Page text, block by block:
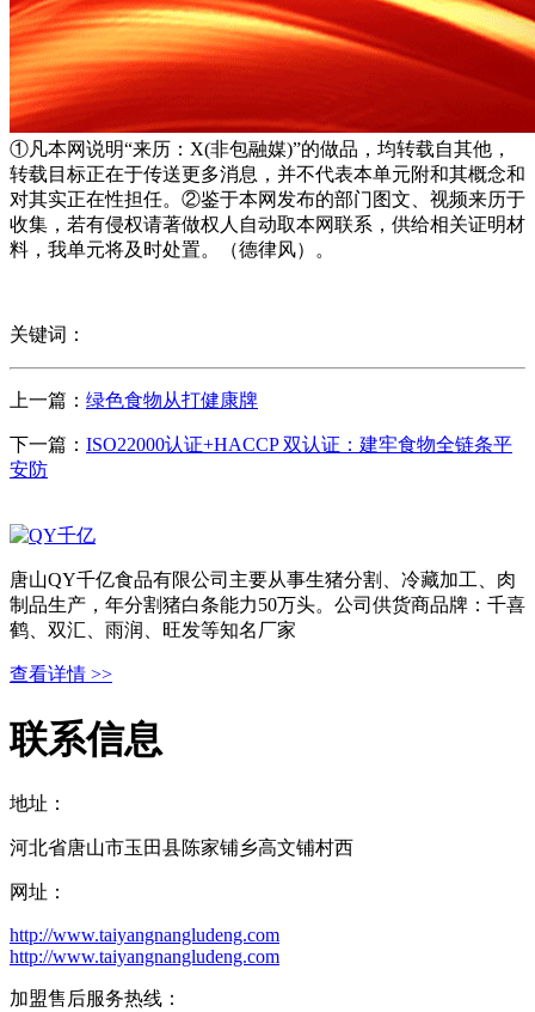
①凡本网说明“来历：X(非包融媒)”的做品，均转载自其他，
转载目标正在于传送更多消息，并不代表本单元附和其概念和
对其实正在性担任。②鉴于本网发布的部门图文、视频来历于
收集，若有侵权请著做权人自动取本网联系，供给相关证明材
料，我单元将及时处置。（德律风）。
关键词：
上一篇： 绿色食物从打健康牌
下一篇： ISO22000认证+HACCP 双认证：建牢食物全链条平
安防
唐山QY千亿食品有限公司主要从事生猪分割、冷藏加工、肉
制品生产，年分割猪白条能力50万头。公司供货商品牌：千喜
鹤、双汇、雨润、旺发等知名厂家
查看详情 >>
联系信息
地址：
河北省唐山市玉田县陈家铺乡高文铺村西
网址：
http://www.taiyangnangludeng.com
http://www.taiyangnangludeng.com
加盟售后服务热线：